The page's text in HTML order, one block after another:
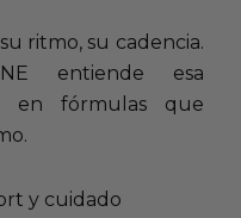
ritmo, su cadencia.
entiende esa
en fórmulas que
y cuidado